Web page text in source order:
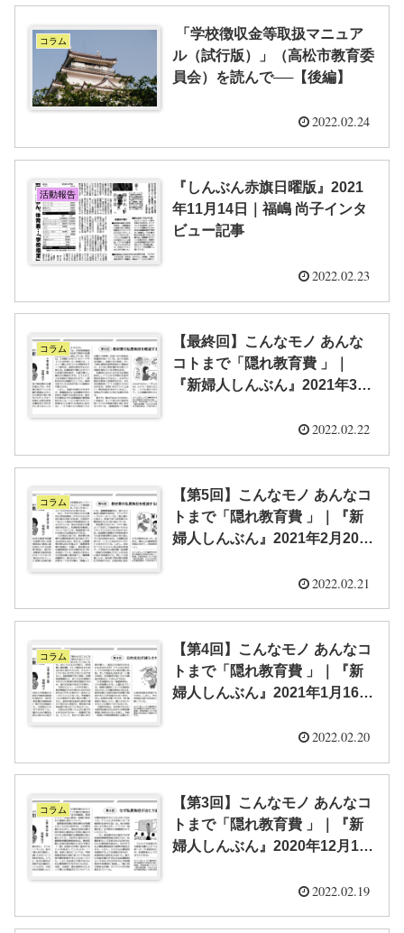
コラム
「学校徴収金等取扱マニュア
ル（試行版）」（高松市教育委
員会）を読んで──【後編】
2022.02.24
活動報告
『しんぶん赤旗日曜版』2021
年11月14日｜福嶋 尚子インタ
ビュー記事
2022.02.23
コラム
【最終回】こんなモノ あんな
コトまで「隠れ教育費 」｜
『新婦人しんぶん』2021年3月
2022.02.22
コラム
【第5回】こんなモノ あんなコ
トまで「隠れ教育費 」｜『新
婦人しんぶん』2021年2月20日
2022.02.21
コラム
【第4回】こんなモノ あんなコ
トまで「隠れ教育費 」｜『新
婦人しんぶん』2021年1月16日
2022.02.20
コラム
【第3回】こんなモノ あんなコ
トまで「隠れ教育費 」｜『新
婦人しんぶん』2020年12月10
2022.02.19